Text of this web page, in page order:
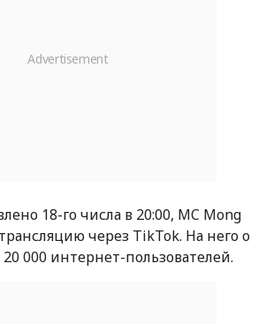
18-го числа в 20:00, MC Mong
через TikTok. На него о
000 интернет-пользователей.